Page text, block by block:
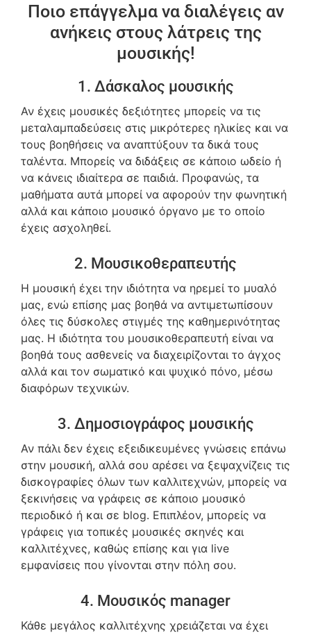
Ποιο επάγγελμα να διαλέγεις αν
ανήκεις στους λάτρεις της
μουσικής!
1. Δάσκαλος μουσικής
Αν έχεις μουσικές δεξιότητες μπορείς να τις
μεταλαμπαδεύσεις στις μικρότερες ηλικίες και να
τους βοηθήσεις να αναπτύξουν τα δικά τους
ταλέντα. Μπορείς να διδάξεις σε κάποιο ωδείο ή
να κάνεις ιδιαίτερα σε παιδιά. Προφανώς, τα
μαθήματα αυτά μπορεί να αφορούν την φωνητική
αλλά και κάποιο μουσικό όργανο με το οποίο
έχεις ασχοληθεί.
2. Μουσικοθεραπευτής
Η μουσική έχει την ιδιότητα να ηρεμεί το μυαλό
μας, ενώ επίσης μας βοηθά να αντιμετωπίσουν
όλες τις δύσκολες στιγμές της καθημερινότητας
μας. Η ιδιότητα του μουσικοθεραπευτή είναι να
βοηθά τους ασθενείς να διαχειρίζονται το άγχος
αλλά και τον σωματικό και ψυχικό πόνο, μέσω
διαφόρων τεχνικών.
3. Δημοσιογράφος μουσικής
Αν πάλι δεν έχεις εξειδικευμένες γνώσεις επάνω
στην μουσική, αλλά σου αρέσει να ξεψαχνίζεις τις
δισκογραφίες όλων των καλλιτεχνών, μπορείς να
ξεκινήσεις να γράφεις σε κάποιο μουσικό
περιοδικό ή και σε blog. Επιπλέον, μπορείς να
γράφεις για τοπικές μουσικές σκηνές και
καλλιτέχνες, καθώς επίσης και για live
εμφανίσεις που γίνονται στην πόλη σου.
4. Μουσικός manager
Κάθε μεγάλος καλλιτέχνης χρειάζεται να έχει